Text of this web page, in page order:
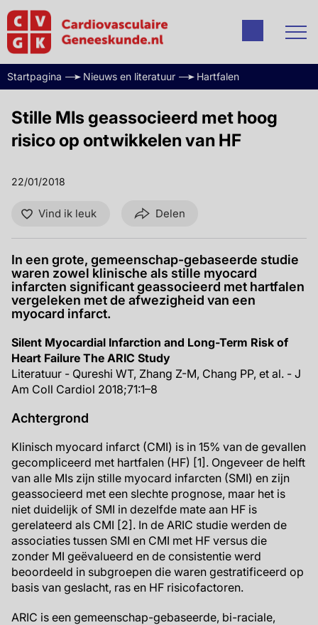
Startpagina Nieuws en literatuur Hartfalen
Stille MIs geassocieerd met hoog
risico op ontwikkelen van HF
22/01/2018
Vind ik leuk Delen
In een grote, gemeenschap-gebaseerde studie
waren zowel klinische als stille myocard
infarcten significant geassocieerd met hartfalen
vergeleken met de afwezigheid van een
myocard infarct.
Silent Myocardial Infarction and Long-Term Risk of
Heart Failure The ARIC Study
Literatuur - Qureshi WT, Zhang Z-M, Chang PP, et al. - J
Am Coll Cardiol 2018;71:1–8
Achtergrond
Klinisch myocard infarct (CMI) is in 15% van de gevallen
gecompliceerd met hartfalen (HF) [1]. Ongeveer de helft
van alle MIs zijn stille myocard infarcten (SMI) en zijn
geassocieerd met een slechte prognose, maar het is
niet duidelijk of SMI in dezelfde mate aan HF is
gerelateerd als CMI [2]. In de ARIC studie werden de
associaties tussen SMI en CMI met HF versus die
zonder MI geëvalueerd en de consistentie werd
beoordeeld in subgroepen die waren gestratificeerd op
basis van geslacht, ras en HF risicofactoren.
ARIC is een gemeenschap-gebaseerde, bi-raciale,